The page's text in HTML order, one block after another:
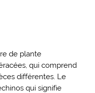
de plante
qui comprend
différentes. Le
qui signifie